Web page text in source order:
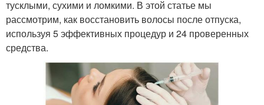
тусклыми, сухими и ломкими. В этой статье мы
рассмотрим, как восстановить волосы после отпуска,
используя 5 эффективных процедур и 24 проверенных
средства.